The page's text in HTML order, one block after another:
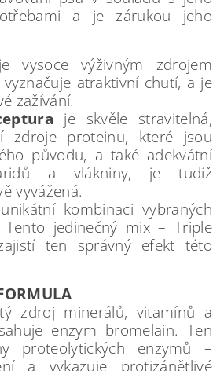
a je zárukou jeho
vysoce výživným zdrojem
atraktivní chutí, a je
zažívání.
je skvěle stravitelná,
zdroje proteinu, které jsou
původu, a také adekvátní
a vlákniny, je tudíž
vyvážená.
kombinaci vybraných
jedinečný mix – Triple
ten správný efekt této
zdroj minerálů, vitamínů a
enzym bromelain. Ten
proteolytických enzymů –
a vykazuje protizánětlivé